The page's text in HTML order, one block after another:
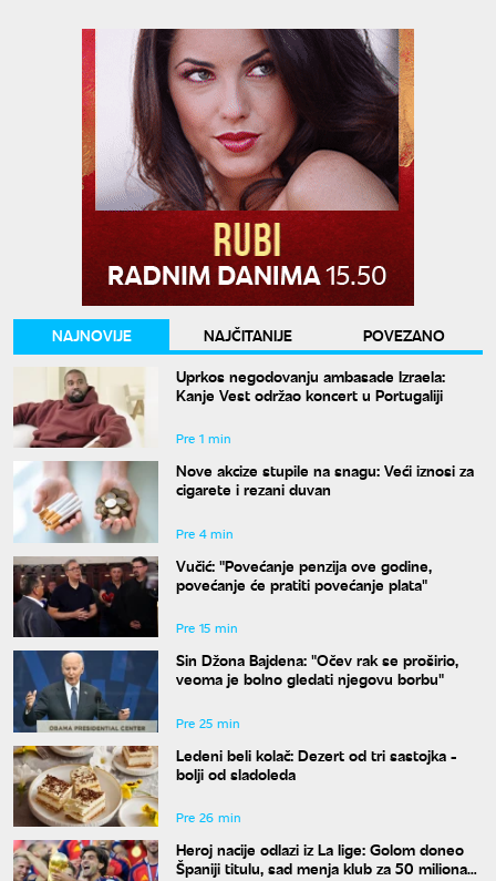
NAJNOVIJE NAJČITANIJE
POVEZANO
Uprkos negodovanju ambasade Izraela:
Kanje Vest održao koncert u Portugaliji
Pre 1 min
Nove akcize stupile na snagu: Veći iznosi za
cigarete i rezani duvan
Pre 4 min
Vučić: "Povećanje penzija ove godine,
povećanje će pratiti povećanje plata"
Pre 15 min
Sin Džona Bajdena: "Očev rak se proširio,
veoma je bolno gledati njegovu borbu"
Pre 25 min
Ledeni beli kolač: Dezert od tri sastojka -
bolji od sladoleda
Pre 26 min
Heroj nacije odlazi iz La lige: Golom doneo
Španiji titulu, sad menja klub za 50 miliona